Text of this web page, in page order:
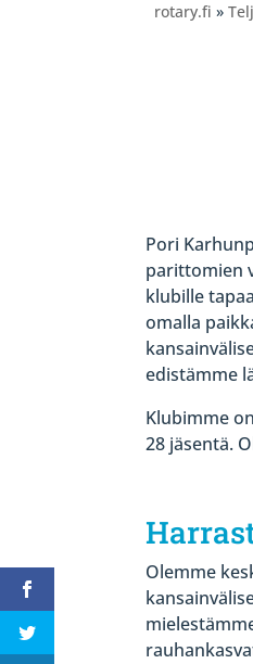
rotary.fi »
Pori
parittomien
klubille
omalla
edistämme
Klubimme
28 jäsentä.
Olemme